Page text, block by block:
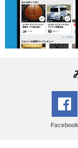
Facebook